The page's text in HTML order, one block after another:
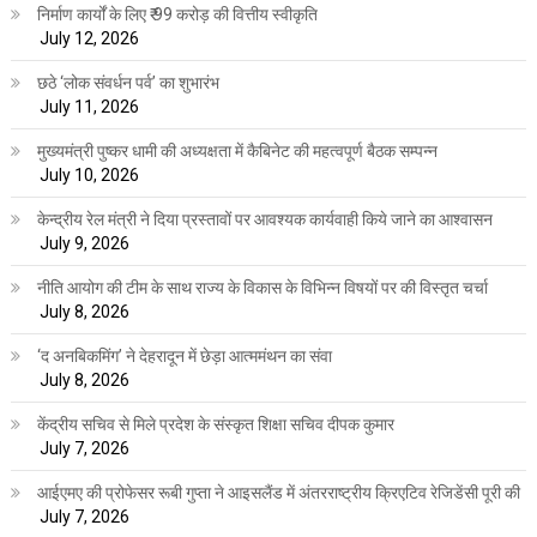
निर्माण कार्यों के लिए ₹ 99 करोड़ की वित्तीय स्वीकृति
July 12, 2026
छठे ‘लोक संवर्धन पर्व’ का शुभारंभ
July 11, 2026
मुख्यमंत्री पुष्कर धामी की अध्यक्षता में कैबिनेट की महत्वपूर्ण बैठक सम्पन्न
July 10, 2026
केन्द्रीय रेल मंत्री ने दिया प्रस्तावों पर आवश्यक कार्यवाही किये जाने का आश्वासन
July 9, 2026
नीति आयोग की टीम के साथ राज्य के विकास के विभिन्न विषयों पर की विस्तृत चर्चा
July 8, 2026
‘द अनबिकमिंग’ ने देहरादून में छेड़ा आत्ममंथन का संवा
July 8, 2026
केंद्रीय सचिव से मिले प्रदेश के संस्कृत शिक्षा सचिव दीपक कुमार
July 7, 2026
आईएमए की प्रोफेसर रूबी गुप्ता ने आइसलैंड में अंतरराष्ट्रीय क्रिएटिव रेजिडेंसी पूरी की
July 7, 2026